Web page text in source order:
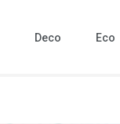
Deco Eco